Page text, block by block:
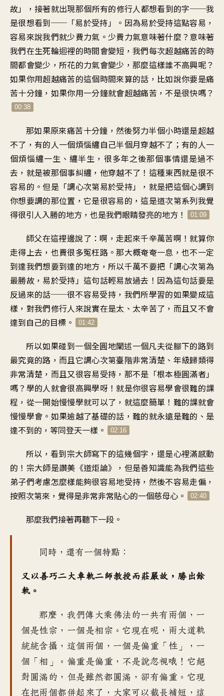
故」，接著就出現那個所有的修行人都想看到的字──我
是很想看到──「易於受持」。 因為易於受持這點容易 ，
容易來說我們就少費力氣 。少費力氣意味著什麼 ？ 意味著
我們在生死輪迴裡的時間會變短 ，我們每次超越痛苦的時
間都會變少 ，所花的力氣會變少 ，那麼這樣誰不高興呢？
如果你用超越痛苦的這個時間來算的話 ， 比如說你要是痛
苦十分鐘 ， 如果你用一分鐘就會超越痛苦 ， 不是很快嗎？
00:38
那如果原來痛苦十分鐘 ，然後努力半個小時還是超越
不了 ， 有的人一個煩惱纏自己半個月穿越不了 ； 有的人一
個煩惱纏一生 、纏半生 ， 很多年之後那個事情還是過不
去 ， 就是被那個事糾纏 ， 他穿越不了 ！ 這種東西就是很不
容易的 。但是 「調心次第易於受持」，就是把這個心調到
你想要調的那位置 ， 它是很容易的 ， 這是道次第系列我覺
得很引人入勝的地方 ， 也是我們眼睛發亮的地方 ！ 01:09
師父在這裡邊說了 ：啊 ，走起來千辛萬苦啊 ！就算你
走得上去 ， 也費很多冤枉路 。那大概奄奄一息，也不一定
到達我們想要到達的地方 ，所以千萬不要把 「調心次第為
最勝故，易於受持」 這句話輕易放過去 ！ 因為這句話要是
反過來的話──很不容易受持 ， 我們所學習的如果變成這
樣 ， 對我們修行人來說實在是太、太辛苦了 ， 而且又不會
達到自己的目標 。 01:42
所以如果碰到一個全圓地闡述一個凡夫從腳下的路到
最究竟的路 ，而且它調心次第臺階非常清楚 、 年級歸類得
非常清楚 ， 而且又很容易受持 ， 那不是「根本極圓滿者」
嗎？ 學的人就會很高興學呀 ！就是你很容易學會很難的課
程 ， 從一開始慢慢學就可以了 ， 就這麼簡單 ！ 難的課就會
慢慢學會 。 如果逾越了基礎的話 ，難的就永遠是難的 、 是
達不到的 ， 等同登天一樣 。 02:16
所以 ，看到宗大師寫下的這幾個字 ， 還是心裡滿感動
的 ！ 宗大師是讚美《道炬論》， 但是善知識能為我們這些
弟子們考慮怎麼樣能夠很容易地受持 ， 然後不容易走偏 ，
按照次第來 ， 覺得是非常非常貼心的一個慈母心 。 02:40
那麼我們接著再聽下一段 。
同時，還有一個特點 ：
又以善巧二大車軌二師教授而莊嚴故 ， 勝出餘
軌。
那麼 ， 我們傳大乘佛法的一共有 兩個，一
個是性宗，一個是相宗 。 它現在呢 ，
兩大道軌
統統含攝 ， 這個 兩個，一個是偏重「性」，一
個「相 」。 偏重是偏重 ， 不是說忽視哦 ！ 它絕
對圓滿的 ， 但是雖然都圓滿 ， 卻有偏重 。 它現
在把兩個都併起來了
， 大家可以截長補短 ， 這